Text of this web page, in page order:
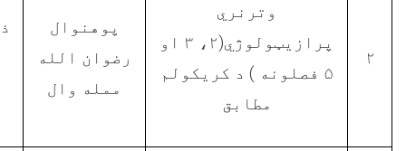
۲
وترنري
پرازيټولوژي(۲، ۳ او
۵ فصلونه ) د کريکولم
مطابق
پوهنوال
رضوان الله
ممله وال